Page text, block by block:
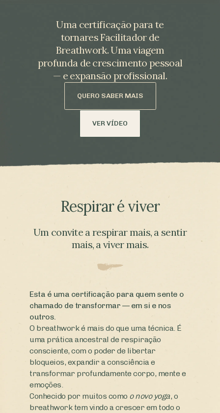
Uma certificação para te
tornares Facilitador de
Breathwork. Uma viagem
profunda de crescimento pessoal
— e expansão profissional.
QUERO SABER MAIS
VER VÍDEO
Respirar é viver
Um convite a respirar mais, a sentir
mais, a viver mais.
Esta é uma certificação para quem sente o
chamado de transformar — em si e nos
outros.
O breathwork é mais do que uma técnica. É
uma prática ancestral de respiração
consciente, com o poder de libertar
bloqueios, expandir a consciência e
transformar profundamente corpo, mente e
emoções.
Conhecido por muitos como o novo yoga, o
breathwork tem vindo a crescer em todo o